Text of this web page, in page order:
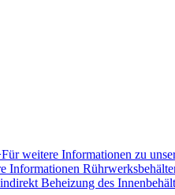
weitere Informationen zu
Beheizung des